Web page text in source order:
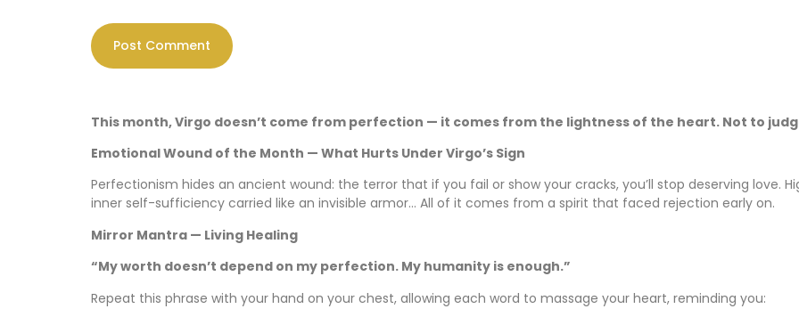
This month, Virgo doesn’t come from perfection — it comes from the lightness of the heart. Not to
Emotional Wound of the Month — What Hurts Under Virgo’s Sign
Perfectionism hides an ancient wound: the terror that if you fail or show your cracks, you’ll stop deserving love.
inner self-sufficiency carried like an invisible armor… All of it comes from a spirit that faced rejection early on.
Mirror Mantra — Living Healing
“My worth doesn’t depend on my perfection. My humanity is enough.”
Repeat this phrase with your hand on your chest, allowing each word to massage your heart, reminding you: